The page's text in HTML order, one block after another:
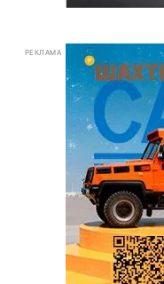
РЕКЛАМА